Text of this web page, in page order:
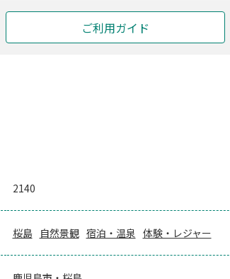
ご利用ガイド
2140
桜島 自然景観 宿泊・温泉 体験・レジャー